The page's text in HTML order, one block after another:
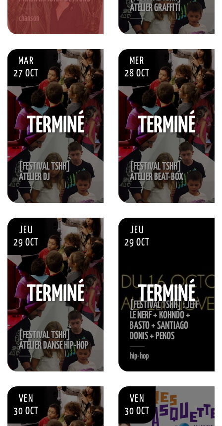
chanson
ATELIER GRAFFITI
MAR
27 OCT
[FESTIVAL TSHH]
ATELIER DJ
TERMINÉ
MER
28 OCT
[FESTIVAL TSHH]
ATELIER BEAT-BOX
TERMINÉ
JEU
29 OCT
[FESTIVAL TSHH]
ATELIER DANSE HIP-HOP
TERMINÉ
JEU
29 OCT
[FESTIVAL TSHH] : JEFF
LE NERF + KOHNDO +
BASTO + SANTIAGO
DONIS + PEKOS
hip-hop
TERMINÉ
VEN
30 OCT
VEN
30 OCT